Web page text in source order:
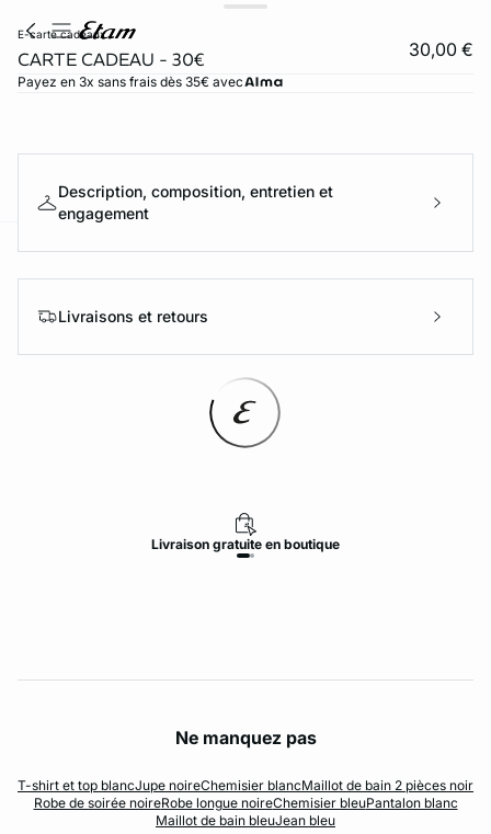
e-carte cadeaux
CARTE CADEAU - 30€ 30,00 €
Payez en 3x sans frais dès 35€ avec
Description, composition, entretien et
engagement
Livraisons et retours
Livraison gratuite en boutique
Ne manquez pas
T-shirt et top blancJupe noireChemisier blancMaillot de bain 2 pièces noir
Robe de soirée noireRobe longue noireChemisier bleuPantalon blanc
Maillot de bain bleuJean bleu